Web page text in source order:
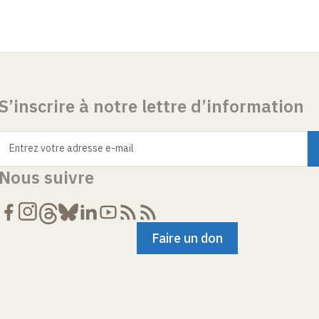
à notre lettre d’information
Entrez votre adresse e-mail
suivre
Faire un don